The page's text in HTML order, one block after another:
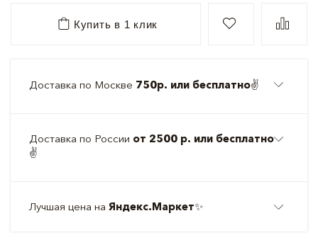
Купить в 1 клик
Доставка по Москве 750р. или бесплатно✌️
Доставка по России от 2500 р. или бесплатно
✌️
Лучшая цена на Яндекс.Маркет✨